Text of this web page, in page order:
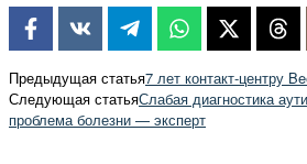
Предыдущая статья7 лет контакт-центру
Следующая статьяСлабая диагностика
проблема болезни — эксперт